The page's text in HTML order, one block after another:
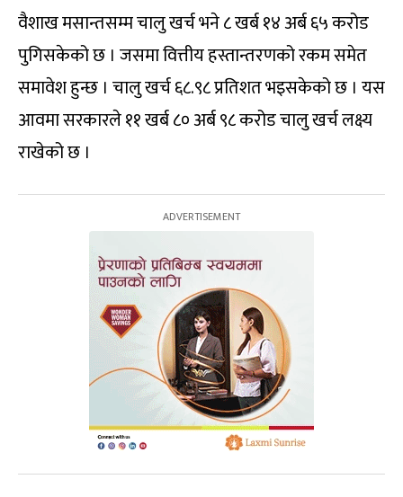
वैशाख मसान्तसम्म चालु खर्च भने ८ खर्ब १४ अर्ब ६५ करोड
पुगिसकेको छ । जसमा वित्तीय हस्तान्तरणको रकम समेत
समावेश हुन्छ । चालु खर्च ६८.९८ प्रतिशत भइसकेको छ । यस
आवमा सरकारले ११ खर्ब ८० अर्ब ९८ करोड चालु खर्च लक्ष्य
राखेको छ ।